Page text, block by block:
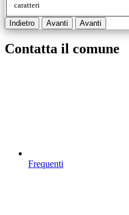
caratteri
Indietro Avanti Avanti
Contatta il comune
Frequenti